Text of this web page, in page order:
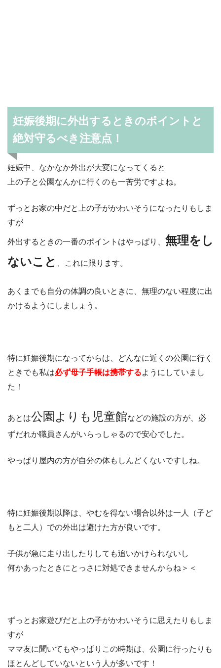
妊娠後期に外出するときのポイントと
絶対守るべき注意点！
妊娠中、なかなか外出が大変になってくると
上の子と公園なんかに行くのも一苦労ですよね。
ずっとお家の中だと上の子がかわいそうになったりもしま
すが
外出するときの一番のポイントはやっぱり、 無理をし
ないこと
、これに限ります。
あくまでも自分の体調の良いときに、無理のない程度に出
かけるようにしましょう。
特に妊娠後期になってからは、どんなに近くの公園に行く
ときでも私は必ず母子手帳は携帯するようにしていまし
た！
あとは公園よりも児童館などの施設の方が、必
ずだれか職員さんがいらっしゃるので安心でした。
やっぱり屋内の方が自分の体もしんどくないですしね。
特に妊娠後期以降は、やむを得ない場合以外は一人（子ど
もと二人）での外出は避けた方が良いです。
子供が急に走り出したりしても追いかけられないし
何かあったときにとっさに対処できませんからね＞＜
ずっとお家遊びだと上の子がかわいそうに思えたりもしま
すが
ママ友に聞いてもやっぱりこの時期は、公園に行ったりも
ほとんどしていないという人が多いです！